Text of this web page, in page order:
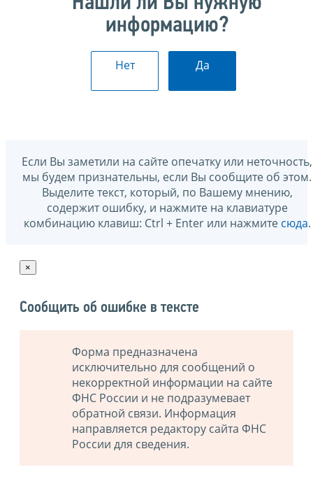
информацию?
Нет Да
Если Вы заметили на сайте опечатку или неточность,
мы будем признательны, если Вы сообщите об этом.
Выделите текст, который, по Вашему мнению,
содержит ошибку, и нажмите на клавиатуре
комбинацию клавиш: Ctrl + Enter или нажмите сюда.
×
Сообщить об ошибке в тексте
Форма предназначена
исключительно для сообщений о
некорректной информации на сайте
ФНС России и не подразумевает
обратной связи. Информация
направляется редактору сайта ФНС
России для сведения.